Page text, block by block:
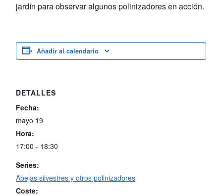
jardín para observar algunos polinizadores en acción.
Añadir al calendario
DETALLES
Fecha:
mayo 19
Hora:
17:00 - 18:30
Series:
Abejas silvestres y otros polinizadores
Coste: